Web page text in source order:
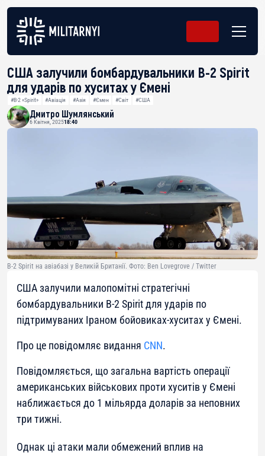
США залучили бомбардувальники B-2 Spirit
для ударів по хуситах у Ємені
#B-2 «Spirit» #Авіація #Азія #Ємен #Світ #США
Дмитро Шумлянський
6 Квітня, 202518:40
B-2 Spirit на авіабазі у Великій Британії. Фото: Ben Lovegrove / Twitter
США залучили малопомітні стратегічні
бомбардувальники B-2 Spirit для ударів по
підтримуваних Іраном бойовиках-хуситах у Ємені.
Про це повідомляє видання CNN.
Повідомляється, що загальна вартість операції
американських військових проти хуситів у Ємені
наближається до 1 мільярда доларів за неповних
три тижні.
Однак ці атаки мали обмежений вплив на